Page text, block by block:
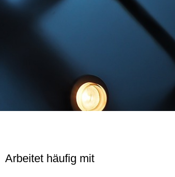
Arbeitet häufig mit